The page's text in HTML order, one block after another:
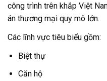
công trình trên khắp Việt
án thương mại quy mô lớn.
Các lĩnh vực tiêu biểu gồm:
Biệt thự
Căn hộ